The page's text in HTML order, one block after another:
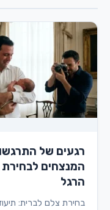
רגעים של
המנצחים
הרגל
בחירת צלם לברית: